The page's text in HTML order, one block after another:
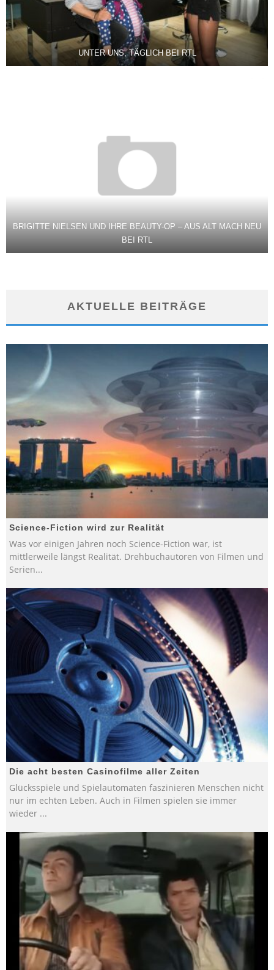
UNTER UNS, TÄGLICH BEI RTL
BRIGITTE NIELSEN UND IHRE BEAUTY-OP – AUS ALT MACH NEU
BEI RTL
AKTUELLE BEITRÄGE
Science-Fiction wird zur Realität
Was vor einigen Jahren noch Science-Fiction war, ist
mittlerweile längst Realität. Drehbuchautoren von Filmen und
Serien...
Die acht besten Casinofilme aller Zeiten
Glücksspiele und Spielautomaten faszinieren Menschen nicht
nur im echten Leben. Auch in Filmen spielen sie immer
wieder ...